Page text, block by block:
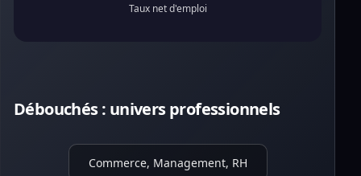
Taux net d'emploi
Débouchés : univers professionnels
Commerce, Management, RH